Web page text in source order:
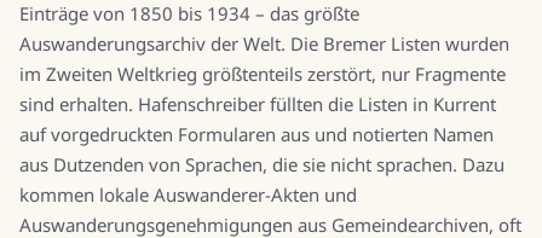
Einträge von 1850 bis 1934 – das größte
Auswanderungsarchiv der Welt. Die Bremer Listen wurden
im Zweiten Weltkrieg größtenteils zerstört, nur Fragmente
sind erhalten. Hafenschreiber füllten die Listen in Kurrent
auf vorgedruckten Formularen aus und notierten Namen
aus Dutzenden von Sprachen, die sie nicht sprachen. Dazu
kommen lokale Auswanderer-Akten und
Auswanderungsgenehmigungen aus Gemeindearchiven, oft